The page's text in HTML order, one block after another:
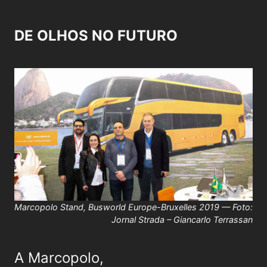
DE OLHOS NO FUTURO
Marcopolo Stand, Busworld Europe-Bruxelles 2019 — Foto:
Jornal Strada – Giancarlo Terrassan
A Marcopolo,